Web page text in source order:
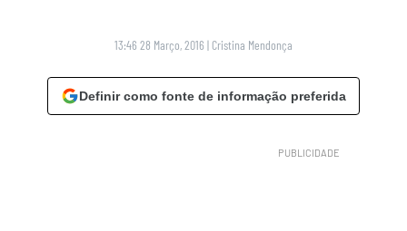
13:46 28 Março, 2016 | Cristina Mendonça
Definir como fonte de informação preferida